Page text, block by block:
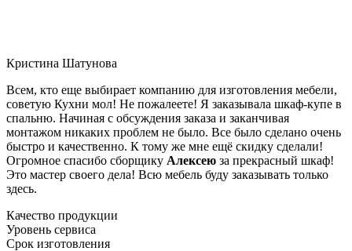
Кристина Шатунова
Всем, кто еще выбирает компанию для изготовления мебели,
советую Кухни мол! Не пожалеете! Я заказывала шкаф-купе в
спальню. Начиная с обсуждения заказа и заканчивая
монтажом никаких проблем не было. Все было сделано очень
быстро и качественно. К тому же мне ещё скидку сделали!
Огромное спасибо сборщику Алексею за прекрасный шкаф!
Это мастер своего дела! Всю мебель буду заказывать только
здесь.
Качество продукции
Уровень сервиса
Срок изготовления